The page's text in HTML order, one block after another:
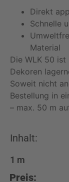
Direkt
Schnelle
Material
Die WLK 50 ist
Dekoren
Soweit nicht
Bestellung in
– max. 50 m
Inhalt:
1 m
Preis: